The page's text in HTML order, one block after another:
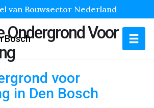
van Bouwsector Nederland
Bosch
Ondergrond Voor
voor
in Den Bosch